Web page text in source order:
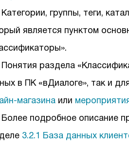
Категории, группы, теги,
является пунктом
Понятия раздела
в ПК «вДиалоге», так и
магазина или
Более подробное описание
3.2.1 База данных